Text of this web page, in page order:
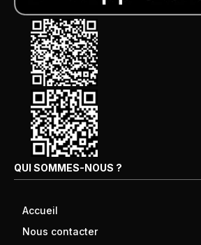
QUI SOMMES-NOUS ?
Accueil
Nous contacter